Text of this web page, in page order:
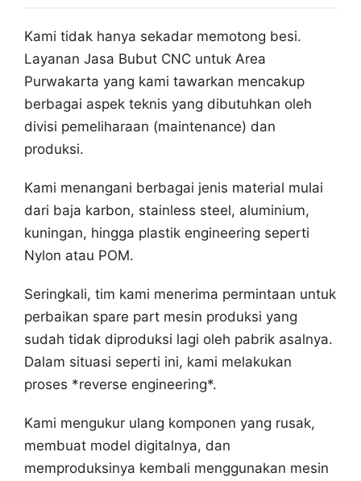
Kami tidak hanya sekadar memotong besi.
Layanan Jasa Bubut CNC untuk Area
Purwakarta yang kami tawarkan mencakup
berbagai aspek teknis yang dibutuhkan oleh
divisi pemeliharaan (maintenance) dan
produksi.
Kami menangani berbagai jenis material mulai
dari baja karbon, stainless steel, aluminium,
kuningan, hingga plastik engineering seperti
Nylon atau POM.
Seringkali, tim kami menerima permintaan untuk
perbaikan spare part mesin produksi yang
sudah tidak diproduksi lagi oleh pabrik asalnya.
Dalam situasi seperti ini, kami melakukan
proses *reverse engineering*.
Kami mengukur ulang komponen yang rusak,
membuat model digitalnya, dan
memproduksinya kembali menggunakan mesin